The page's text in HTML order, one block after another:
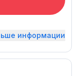
информации